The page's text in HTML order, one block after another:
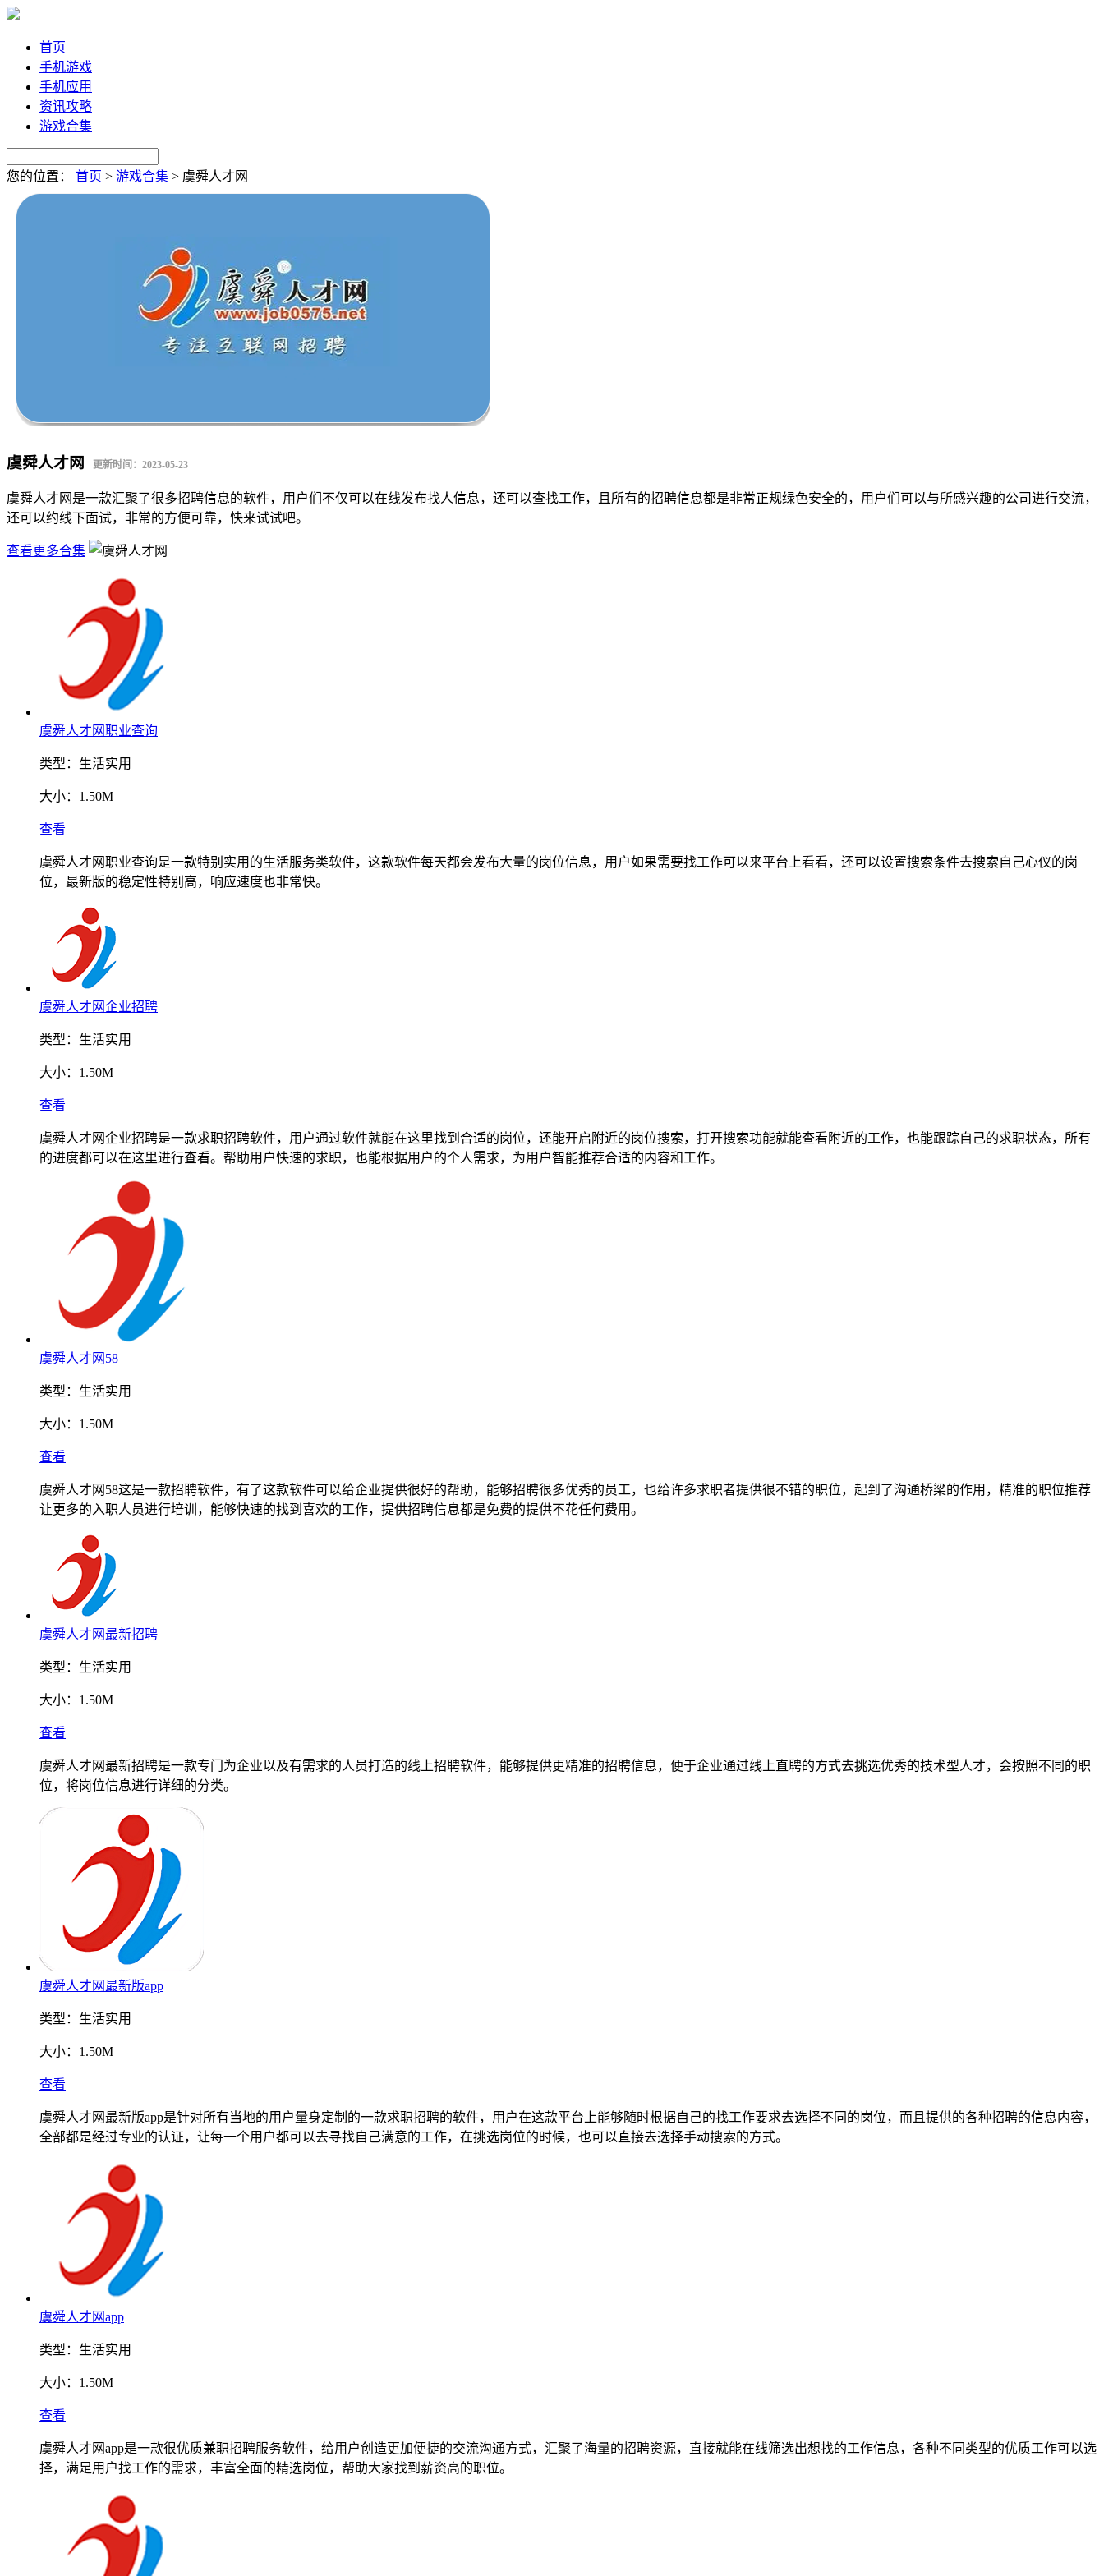
首页
手机游戏
手机应用
资讯攻略
游戏合集
您的位置： 首页 > 游戏合集 > 虞舜人才网
虞舜人才网 更新时间：2023-05-23
虞舜人才网是一款汇聚了很多招聘信息的软件，用户们不仅可以在线发布找人信息，还可以查找工作，且所有的招聘信息都是非常正规绿色安全的，用户们可以与所感兴趣的公司进行交流，
还可以约线下面试，非常的方便可靠，快来试试吧。
查看更多合集
虞舜人才网职业查询
类型： 生活实用
大小： 1.50M
查看
虞舜人才网职业查询是一款特别实用的生活服务类软件，这款软件每天都会发布大量的岗位信息，用户如果需要找工作可以来平台上看看，还可以设置搜索条件去搜索自己心仪的岗
位，最新版的稳定性特别高，响应速度也非常快。
虞舜人才网企业招聘
类型： 生活实用
大小： 1.50M
查看
虞舜人才网企业招聘是一款求职招聘软件，用户通过软件就能在这里找到合适的岗位，还能开启附近的岗位搜索，打开搜索功能就能查看附近的工作，也能跟踪自己的求职状态，所有
的进度都可以在这里进行查看。帮助用户快速的求职，也能根据用户的个人需求，为用户智能推荐合适的内容和工作。
虞舜人才网58
类型： 生活实用
大小： 1.50M
查看
虞舜人才网58这是一款招聘软件，有了这款软件可以给企业提供很好的帮助，能够招聘很多优秀的员工，也给许多求职者提供很不错的职位，起到了沟通桥梁的作用，精准的职位推荐
让更多的入职人员进行培训，能够快速的找到喜欢的工作，提供招聘信息都是免费的提供不花任何费用。
虞舜人才网最新招聘
类型： 生活实用
大小： 1.50M
查看
虞舜人才网最新招聘是一款专门为企业以及有需求的人员打造的线上招聘软件，能够提供更精准的招聘信息，便于企业通过线上直聘的方式去挑选优秀的技术型人才，会按照不同的职
位，将岗位信息进行详细的分类。
虞舜人才网最新版app
类型： 生活实用
大小： 1.50M
查看
虞舜人才网最新版app是针对所有当地的用户量身定制的一款求职招聘的软件，用户在这款平台上能够随时根据自己的找工作要求去选择不同的岗位，而且提供的各种招聘的信息内容，
全部都是经过专业的认证，让每一个用户都可以去寻找自己满意的工作，在挑选岗位的时候，也可以直接去选择手动搜索的方式。
虞舜人才网app
类型： 生活实用
大小： 1.50M
查看
虞舜人才网app是一款很优质兼职招聘服务软件，给用户创造更加便捷的交流沟通方式，汇聚了海量的招聘资源，直接就能在线筛选出想找的工作信息，各种不同类型的优质工作可以选
择，满足用户找工作的需求，丰富全面的精选岗位，帮助大家找到薪资高的职位。